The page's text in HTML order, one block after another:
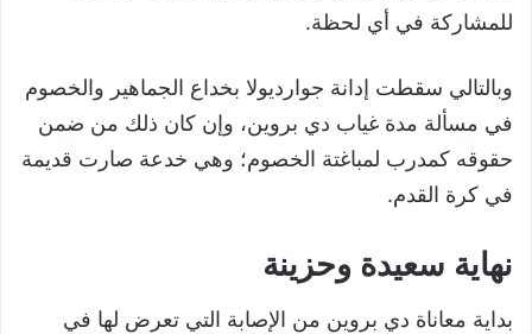
للمشاركة في أي لحظة.
وبالتالي سقطت إدانة جوارديولا بخداع الجماهير والخصوم
في مسألة مدة غياب دي بروين، وإن كان ذلك من ضمن
حقوقه كمدرب لمباغتة الخصوم؛ وهي خدعة صارت قديمة
في كرة القدم.
نهاية سعيدة وحزينة
بداية معاناة دي بروين من الإصابة التي تعرض لها في